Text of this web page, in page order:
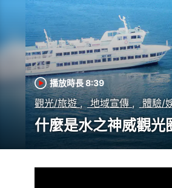
播放時長 8:39
觀光/旅遊 地域宣傳 體驗/
什麼是水之神威觀光